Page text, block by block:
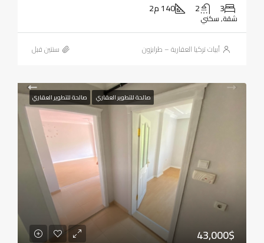
3
2 140 م2
شقة, سكني
أبيات تركيا العقارية – طرابزون ‏سنتين قبل
صالحة للتطوير العقاري صالحة للتطوير العقاري
43,000$